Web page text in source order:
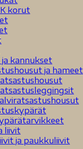
korut
ja kannukset
ja hameet
liivit
ja paukkuliivit